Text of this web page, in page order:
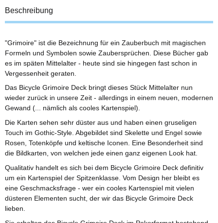
Beschreibung
"Grimoire" ist die Bezeichnung für ein Zauberbuch mit magischen
Formeln und Symbolen sowie Zaubersprüchen. Diese Bücher gab
es im späten Mittelalter - heute sind sie hingegen fast schon in
Vergessenheit geraten.
Das Bicycle Grimoire Deck bringt dieses Stück Mittelalter nun
wieder zurück in unsere Zeit - allerdings in einem neuen, modernen
Gewand (... nämlich als cooles Kartenspiel).
Die Karten sehen sehr düster aus und haben einen gruseligen
Touch im Gothic-Style. Abgebildet sind Skelette und Engel sowie
Rosen, Totenköpfe und keltische Iconen. Eine Besonderheit sind
die Bildkarten, von welchen jede einen ganz eigenen Look hat.
Qualitativ handelt es sich bei dem Bicycle Grimoire Deck definitiv
um ein Kartenspiel der Spitzenklasse. Vom Design her bleibt es
eine Geschmacksfrage - wer ein cooles Kartenspiel mit vielen
düsteren Elementen sucht, der wir das Bicycle Grimoire Deck
lieben.